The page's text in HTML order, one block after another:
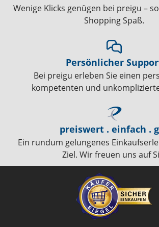
Wenige Klicks genügen bei preigu –
Shopping Spaß.
Persönlicher
Bei preigu erleben Sie einen
kompetenten und
preiswert . einfach .
Ein rundum gelungenes
Ziel. Wir freuen uns auf